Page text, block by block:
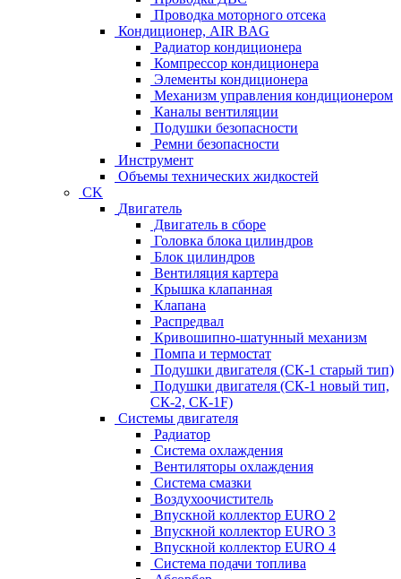
Проводка моторного отсека
Кондиционер, AIR BAG
Радиатор кондиционера
Компрессор кондиционера
Элементы кондиционера
Механизм управления кондиционером
Каналы вентиляции
Подушки безопасности
Ремни безопасности
Инструмент
Объемы технических жидкостей
CK
Двигатель
Двигатель в сборе
Головка блока цилиндров
Блок цилиндров
Вентиляция картера
Крышка клапанная
Клапана
Распредвал
Кривошипно-шатунный механизм
Помпа и термостат
Подушки двигателя (СК-1 старый тип)
Подушки двигателя (СК-1 новый тип,
СК-2, СК-1F)
Системы двигателя
Радиатор
Система охлаждения
Вентиляторы охлаждения
Система смазки
Воздухоочиститель
Впускной коллектор EURO 2
Впускной коллектор EURO 3
Впускной коллектор EURO 4
Система подачи топлива